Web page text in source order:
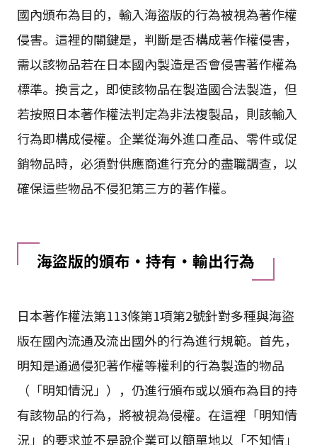
國內頒布為目的，輸入海盜版的行為被視為著作權
侵害。這裡的關鍵是，判斷是否構成著作權侵害，
需以該物品若在日本國內製造是否會侵害著作權為
標準。換言之，即使該物品在製造國合法製造，但
若按照日本著作權法判定為非法複製品，則該輸入
行為即構成侵權。企業從海外進口產品、零件或促
銷物品時，必須對供應商進行充分的盡職調查，以
確保這些物品不侵犯第三方的著作權。
海盜版的頒布・持有・輸出行為
日本著作權法第113條第1項第2號針對多種與海盜
版在國內流通及流出國外的行為進行規範。首先，
明知是通過侵犯著作權等權利的行為製造的物品
（「明知情況」），仍進行頒布或以頒布為目的持
有該物品的行為，將被視為侵權。在這裡「明知情
況」的要求並不是說企業可以簡單地以「不知情」